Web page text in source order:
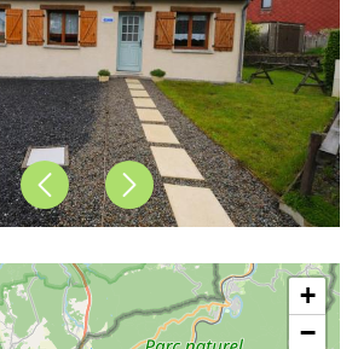
PrécédentSuivant
+
−